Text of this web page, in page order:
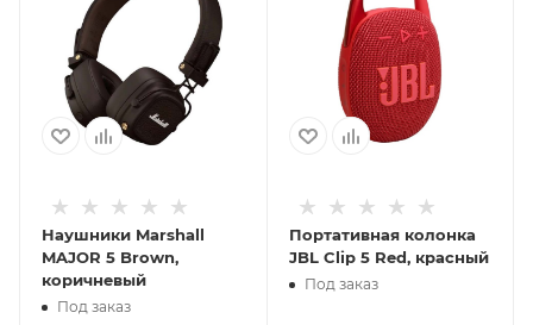
Наушники Marshall
MAJOR 5 Brown,
коричневый
Под заказ
Портативная колонка
JBL Clip 5 Red, красный
Под заказ